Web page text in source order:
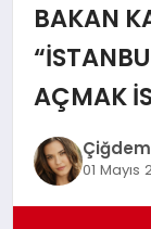
BELEDIYELER
DÜNYA
BAKAN
AÇMAK
01 Mayıs